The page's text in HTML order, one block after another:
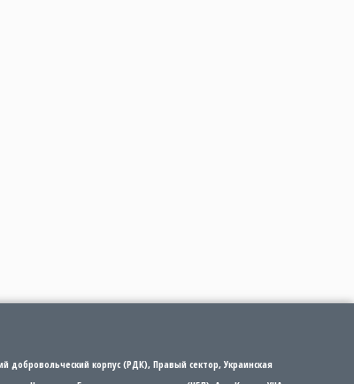
корпус (РДК), Правый сектор, Украинская